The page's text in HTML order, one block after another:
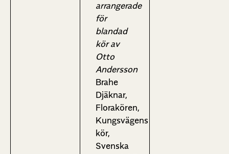
arrangerade
för
blandad
kör av
Otto
Andersson
Brahe
Djäknar,
Florakören,
Kungsvägens
kör,
Svenska